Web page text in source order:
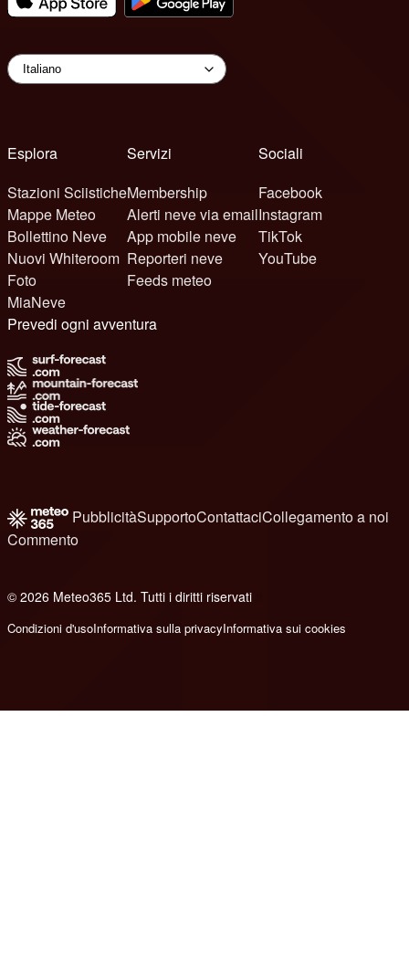
Esplora
Stazioni Sciistiche
Mappe Meteo
Bollettino Neve
Nuovi Whiteroom
Foto
MiaNeve
Servizi
Membership
Alerti neve via email
App mobile neve
Reporteri neve
Feeds meteo
Sociali
Facebook
Instagram
TikTok
YouTube
Prevedi ogni avventura
PubblicitàSupportoContattaciCollegamento a noi
Commento
© 2026 Meteo365 Ltd. Tutti i diritti riservati
Condizioni d'usoInformativa sulla privacyInformativa sui cookies